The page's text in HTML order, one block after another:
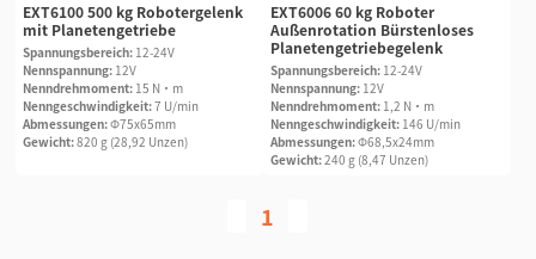
EXT6100 500 kg Robotergelenk
mit Planetengetriebe
Spannungsbereich: 12-24V
Nennspannung: 12V
Nenndrehmoment: 15 N·m
Nenngeschwindigkeit:7 U/min
Abmessungen:Φ75x65mm
Gewicht:820 g (28,92 Unzen)
EXT6006 60 kg Roboter
Außenrotation Bürstenloses
Planetengetriebegelenk
Spannungsbereich: 12-24V
Nennspannung: 12V
Nenndrehmoment: 1,2 N·m
Nenngeschwindigkeit: 146 U/min
Abmessungen:Φ68,5x24mm
Gewicht:240 g (8,47 Unzen)
1